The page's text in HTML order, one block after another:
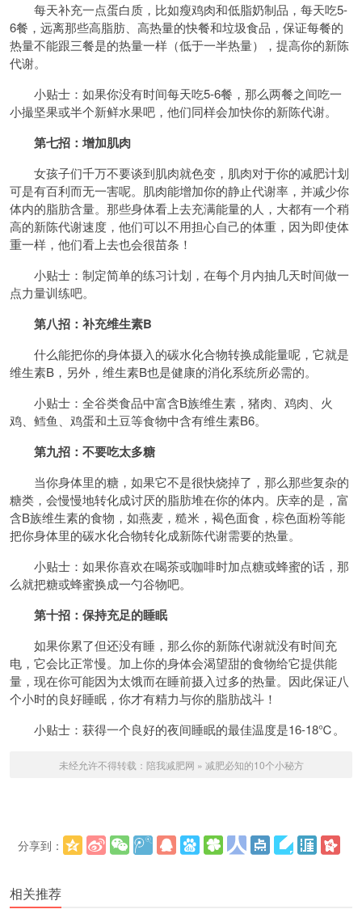
每天补充一点蛋白质，比如瘦鸡肉和低脂奶制品，每天吃5-
6餐，远离那些高脂肪、高热量的快餐和垃圾食品，保证每餐的
热量不能跟三餐是的热量一样（低于一半热量），提高你的新陈
代谢。
小贴士：如果你没有时间每天吃5-6餐，那么两餐之间吃一
小撮坚果或半个新鲜水果吧，他们同样会加快你的新陈代谢。
第七招：增加肌肉
女孩子们千万不要谈到肌肉就色变，肌肉对于你的减肥计划
可是有百利而无一害呢。肌肉能增加你的静止代谢率，并减少你
体内的脂肪含量。那些身体看上去充满能量的人，大都有一个稍
高的新陈代谢速度，他们可以不用担心自己的体重，因为即使体
重一样，他们看上去也会很苗条！
小贴士：制定简单的练习计划，在每个月内抽几天时间做一
点力量训练吧。
第八招：补充维生素B
什么能把你的身体摄入的碳水化合物转换成能量呢，它就是
维生素B，另外，维生素B也是健康的消化系统所必需的。
小贴士：全谷类食品中富含B族维生素，猪肉、鸡肉、火
鸡、鳕鱼、鸡蛋和土豆等食物中含有维生素B6。
第九招：不要吃太多糖
当你身体里的糖，如果它不是很快烧掉了，那么那些复杂的
糖类，会慢慢地转化成讨厌的脂肪堆在你的体内。庆幸的是，富
含B族维生素的食物，如燕麦，糙米，褐色面食，棕色面粉等能
把你身体里的碳水化合物转化成新陈代谢需要的热量。
小贴士：如果你喜欢在喝茶或咖啡时加点糖或蜂蜜的话，那
么就把糖或蜂蜜换成一勺谷物吧。
第十招：保持充足的睡眠
如果你累了但还没有睡，那么你的新陈代谢就没有时间充
电，它会比正常慢。加上你的身体会渴望甜的食物给它提供能
量，现在你可能因为太饿而在睡前摄入过多的热量。因此保证八
个小时的良好睡眠，你才有精力与你的脂肪战斗！
小贴士：获得一个良好的夜间睡眠的最佳温度是16-18℃。
未经允许不得转载： 陪我减肥网 » 减肥必知的10个小秘方
分享到：
相关推荐